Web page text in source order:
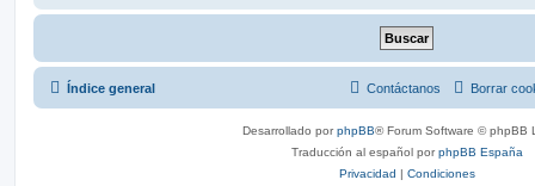
Índice general Borrar
Contáctanos
Desarrollado porphpBB® Forum Software © phpBB
Traducción al español porphpBB España
Privacidad | Condiciones